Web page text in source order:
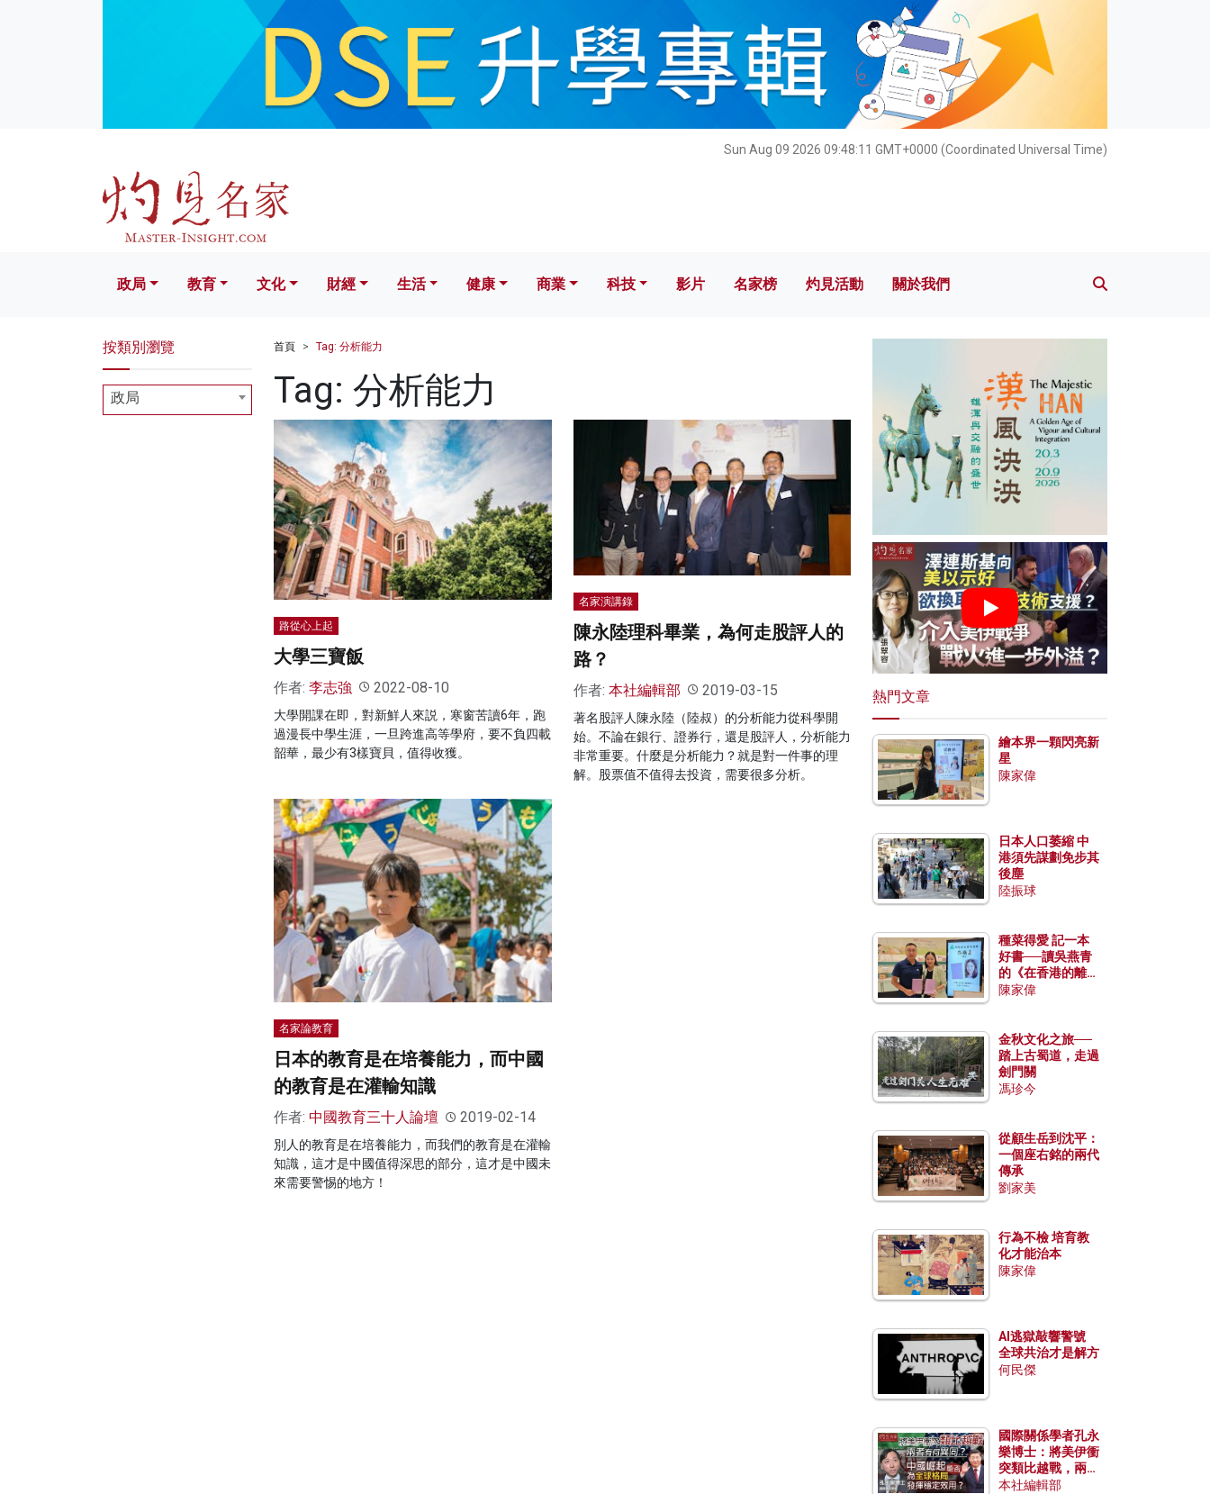
Sun Aug 09 2026 09:48:13 GMT+0000 (Coordinated Universal Time)
文化 財經 生活 健康 科技 影片 名家榜 灼見活動 關於我們
政局 教育 文化 財經 生活 健康 商業 科技 影片 名家榜 灼見活動 關於我們
首頁 Tag: 分析能力
Tag: 分析能力
路從心上起
大學三寶飯
作者: 李志強 2022-08-10
大學開課在即，對新鮮人來説，寒窗苦讀6年，跑
過漫長中學生涯，一旦跨進高等學府，要不負四載
韶華，最少有3樣寶貝，值得收獲。
名家演講錄
陳永陸理科畢業，為何走股評人的
路？
作者: 本社編輯部 2019-03-15
著名股評人陳永陸（陸叔）的分析能力從科學開
始。不論在銀行、證券行，還是股評人，分析能力
非常重要。什麼是分析能力？就是對一件事的理
解。股票值不值得去投資，需要很多分析。
名家論教育
日本的教育是在培養能力，而中國
的教育是在灌輸知識
作者: 中國教育三十人論壇 2019-02-14
別人的教育是在培養能力，而我們的教育是在灌輸
知識，這才是中國值得深思的部分，這才是中國未
來需要警惕的地方！
按類別瀏覽
政局
熱門文章
繪本界一顆閃亮新
星
陳家偉
日本人口萎縮 中
港須先謀劃免步其
後塵
陸振球
種菜得愛 記一本
好書──讀吳燕青
的《在香港的離島
種菜》
陳家偉
金秋文化之旅──
踏上古蜀道，走過
劍門關
馮珍今
從顧生岳到沈平：
一個座右銘的兩代
傳承
劉家美
行為不檢 培育教
化才能治本
陳家偉
AI逃獄敲響警號
全球共治才是解方
何民傑
國際關係學者孔永
樂博士：將美伊衝
突類比越戰，兩者
有何異同？中國崛
本社編輯部